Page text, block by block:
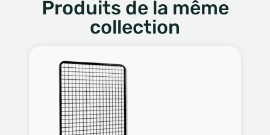
Produits de la même
collection